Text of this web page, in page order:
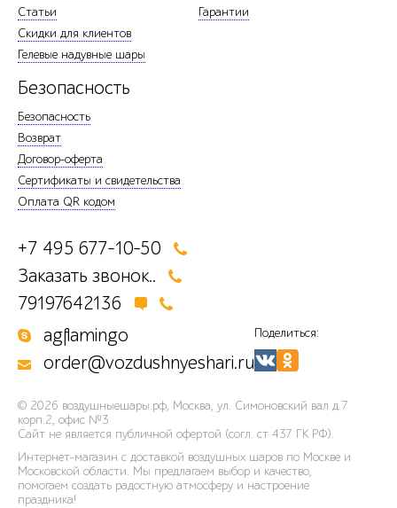
Статьи
Скидки для клиентов
Гелевые надувные шары
Гарантии
Безопасность
Безопасность
Возврат
Договор-оферта
Сертификаты и свидетельства
Оплата QR кодом
+7 495 677-10-50
Заказать звонок..
79197642136
agflamingo
order@vozdushnyeshari.ru
Поделиться:
© 2026 воздушныешары.рф, Москва, ул. Симоновский вал д.7
корп.2, офис №3
Сайт не является публичной офертой (согл. ст 437 ГК РФ).
Интернет-магазин с доставкой воздушных шаров по Москве и
Московской области. Мы предлагаем выбор и качество,
помогаем создать радостную атмосферу и настроение
праздника!